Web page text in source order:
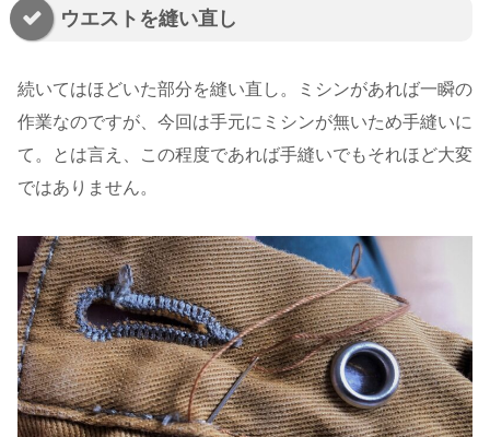
ウエストを縫い直し
続いてはほどいた部分を縫い直し。ミシンがあれば一瞬の
作業なのですが、今回は手元にミシンが無いため手縫いに
て。とは言え、この程度であれば手縫いでもそれほど大変
ではありません。